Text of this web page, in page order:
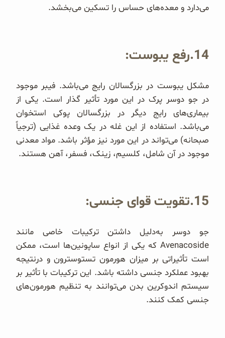
می‌دارد و معده‌های حساس را تسکین می‌بخشد.
14.رفع یبوست:
مشکل یبوست در بزرگسالان رایج می‌باشد. فیبر موجود
در جو دوسر پرک در این مورد تأثیر گذار است. یکی از
بیماری‌های رایج دیگر در بزرگسالان پوکی استخوان
می‌باشد. استفاده از این غله در یک وعده غذایی (ترجیاً
صبحانه) می‌تواند در این مورد نیز مؤثر باشد. مواد معدنی
موجود در آن شامل، کلسیم، زینک، فسفر، آهن هستند.
15.تقویت قوای جنسی:
جو دوسر به‌دلیل داشتن ترکیبات خاصی مانند
Avenacoside که یکی از انواع ساپونین‌ها است، ممکن
است تأثیراتی بر میزان هورمون تستوسترون و در‌نتیجه
بهبود عملکرد جنسی داشته باشد. این ترکیبات با تأثیر بر
سیستم اندوکرین بدن می‌توانند به تنظیم هورمون‌های
جنسی کمک کنند.